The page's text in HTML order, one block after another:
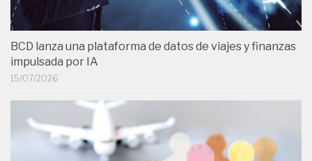
BCD lanza una plataforma de datos de viajes y finanzas
impulsada por IA
15/07/2026